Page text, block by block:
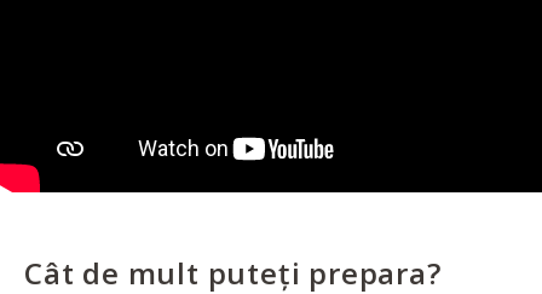
Cât de mult puteți prepara?